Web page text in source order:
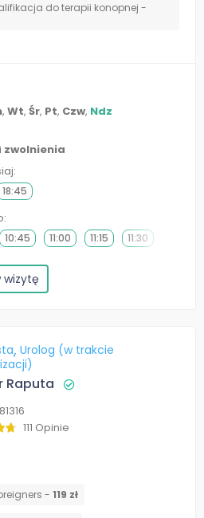
do terapii konopnej -
, Wt, Śr, Pt, Czw, Ndz
i zwolnienia
18:45
10:45 11:00 11:15 11:30
wizytę
Urolog (w trakcie
Raputa
111 Opinie
- 119 zł